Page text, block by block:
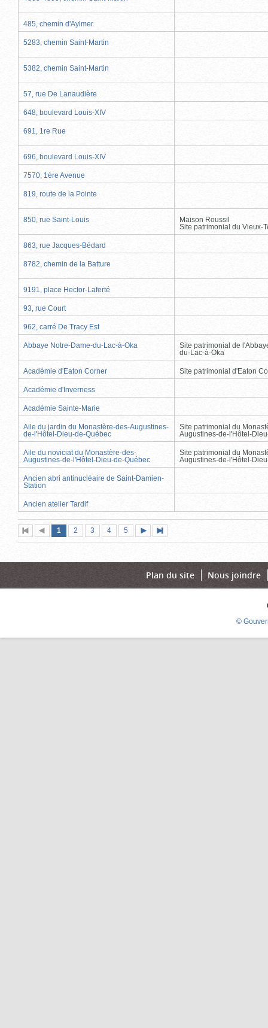
485, chemin d'Aylmer
5283, chemin Saint-Martin
5382, chemin Saint-Martin
57, rue De Lanaudière
648, boulevard Louis-XIV
691, 1re Rue
696, boulevard Louis-XIV
7570, 1ère Avenue
819, route de la Pointe
850, rue Saint-Louis
Maison Roussil
Site patrimonial du Vieux-
863, rue Jacques-Bédard
8782, chemin de la Batture
9191, place Hector-Laferté
93, rue Court
962, carré De Tracy Est
Abbaye Notre-Dame-du-Lac-à-Oka
Site patrimonial de
du-Lac-à-Oka
Académie d'Eaton Corner Site patrimonial d'Eaton
Académie d'Inverness
Académie Sainte-Marie
Aile du jardin du Monastère-des-Augustines-
de-l'Hôtel-Dieu-de-Québec
Site patrimonial du
Augustines-de-l'Hôtel-
Aile du noviciat du Monastère-des-
Augustines-de-l'Hôtel-Dieu-de-Québec
Site patrimonial du
Augustines-de-l'Hôtel-
Ancien abri antinucléaire de Saint-Damien-
Station
Ancien atelier Tardif
Première
page
Page
précédente
Page
1 (page
actuelle)
Page
2 Page
3 Page
4 Page
5
suivante
page
Plan du site Nous joindre
©